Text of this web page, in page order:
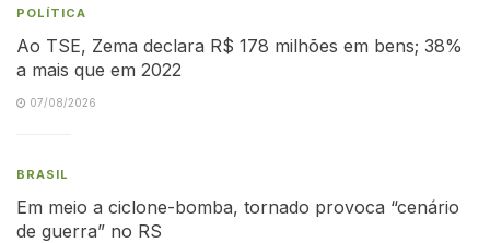
POLÍTICA
Ao TSE, Zema declara R$ 178 milhões em bens; 38%
a mais que em 2022
07/08/2026
BRASIL
Em meio a ciclone-bomba, tornado provoca “cenário
de guerra” no RS